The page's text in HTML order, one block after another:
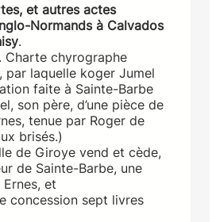
et autres actes
Normands à Calvados
.
Charte chyrographe
par laquelle koger Jumel
faite à Sainte-Barbe
son père, d’une pièce de
tenue par Roger de
brisés.)
de Giroye vend et cède,
de Sainte-Barbe, une
et
concession sept livres